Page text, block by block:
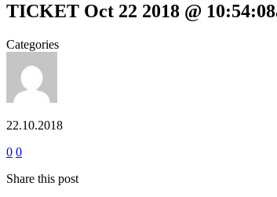
TICKET Oct 22 2018 @
Categories
22.10.2018
0 0
Share this post